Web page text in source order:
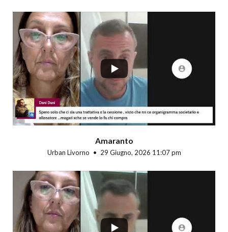
Amaranto
Urban Livorno 29 Giugno, 2026 11:07 pm